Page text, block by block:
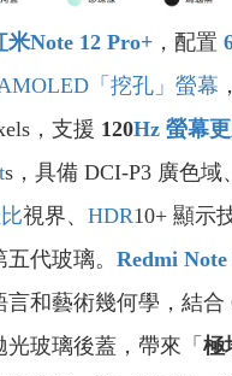
米Note 12 Pro+ ，配置
「挖孔」螢幕
，支援 120Hz 螢幕
s，具備 DCI-P3 廣色域、
視界、 HDR10+ 顯示
代玻璃。 Redmi
言和藝術幾何學，結合
玻璃後蓋，帶來「 極